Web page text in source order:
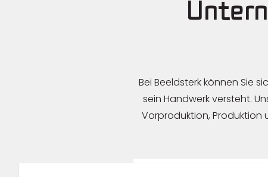
Bei Beeldsterk können Sie
sein Handwerk versteht.
Vorproduktion, Produktion